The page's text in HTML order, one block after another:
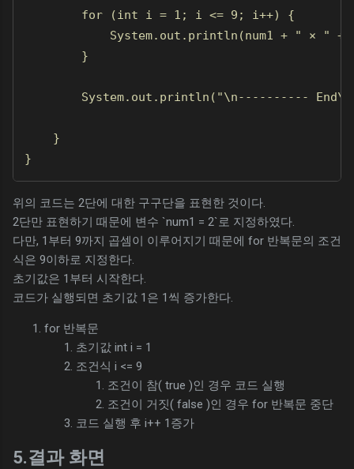
        for (int i = 1; i <= 9; i++) {
System.out.println(num1 + " × " +
        }
System.out.println("\n----------
    }
}
위의 코드는 2단에 대한 구구단을 표현한 것이다.
2단만 표현하기 때문에 변수 `num1 = 2`로 지정하였다.
다만, 1부터 9까지 곱셈이 이루어지기 때문에 for 반복문의 조건
식은 9이하로 지정한다.
초기값은 1부터 시작한다.
코드가 실행되면 초기값 1은 1씩 증가한다.
for 반복문
초기값 int i = 1
조건식 i <= 9
조건이 참( true )인 경우 코드 실행
조건이 거짓( false )인 경우 for 반복문 중단
코드 실행 후 i++ 1증가
5.결과 화면